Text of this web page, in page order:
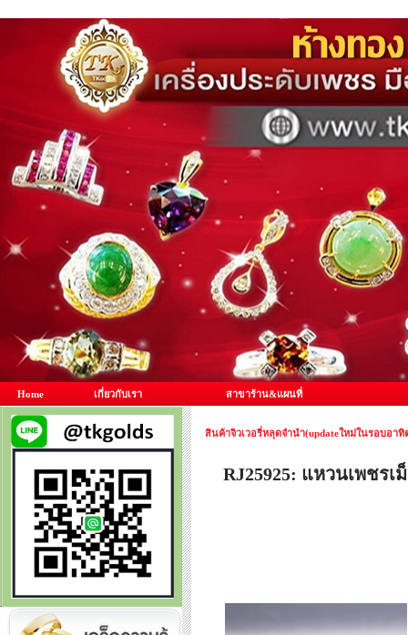
Home เกี่ยวกับเรา สาขาร้าน&แผนที่
สินค้าจิวเวอรี่หลุดจำนำ(updateใหม่ในรอบอาทิ
RJ25925: แหวนเพชร